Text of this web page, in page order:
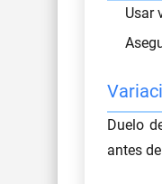
Usar
Duelo
antes